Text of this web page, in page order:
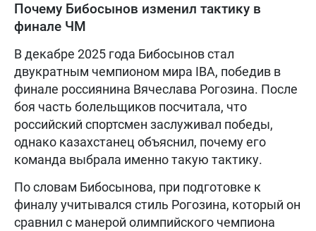
Почему Бибосынов изменил тактику в
финале ЧМ
В декабре 2025 года Бибосынов стал
двукратным чемпионом мира IBA, победив в
финале россиянина Вячеслава Рогозина. После
боя часть болельщиков посчитала, что
российский спортсмен заслуживал победы,
однако казахстанец объяснил, почему его
команда выбрала именно такую тактику.
По словам Бибосынова, при подготовке к
финалу учитывался стиль Рогозина, который он
сравнил с манерой олимпийского чемпиона